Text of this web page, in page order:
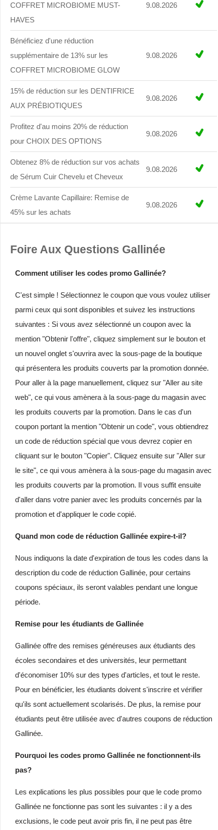
COFFRET MICROBIOME MUST-
HAVES
9.08.2026
Bénéficiez d'une réduction
supplémentaire de 13% sur les
COFFRET MICROBIOME GLOW
9.08.2026
15% de réduction sur les DENTIFRICE
AUX PRÉBIOTIQUES
9.08.2026
Profitez d'au moins 20% de réduction
pour CHOIX DES OPTIONS
9.08.2026
Obtenez 8% de réduction sur vos achats
de Sérum Cuir Chevelu et Cheveux
9.08.2026
Crème Lavante Capillaire: Remise de
45% sur les achats
9.08.2026
Foire Aux Questions Gallinée
Comment utiliser les codes promo Gallinée?
C'est simple ! Sélectionnez le coupon que vous voulez utiliser
parmi ceux qui sont disponibles et suivez les instructions
suivantes : Si vous avez sélectionné un coupon avec la
mention "Obtenir l'offre", cliquez simplement sur le bouton et
un nouvel onglet s'ouvrira avec la sous-page de la boutique
qui présentera les produits couverts par la promotion donnée.
Pour aller à la page manuellement, cliquez sur "Aller au site
web", ce qui vous amènera à la sous-page du magasin avec
les produits couverts par la promotion. Dans le cas d'un
coupon portant la mention "Obtenir un code", vous obtiendrez
un code de réduction spécial que vous devrez copier en
cliquant sur le bouton "Copier". Cliquez ensuite sur "Aller sur
le site", ce qui vous amènera à la sous-page du magasin avec
les produits couverts par la promotion. Il vous suffit ensuite
d'aller dans votre panier avec les produits concernés par la
promotion et d'appliquer le code copié.
Quand mon code de réduction Gallinée expire-t-il?
Nous indiquons la date d'expiration de tous les codes dans la
description du code de réduction Gallinée, pour certains
coupons spéciaux, ils seront valables pendant une longue
période.
Remise pour les étudiants de Gallinée
Gallinée offre des remises généreuses aux étudiants des
écoles secondaires et des universités, leur permettant
d'économiser 10% sur des types d'articles, et tout le reste.
Pour en bénéficier, les étudiants doivent s'inscrire et vérifier
qu'ils sont actuellement scolarisés. De plus, la remise pour
étudiants peut être utilisée avec d'autres coupons de réduction
Gallinée.
Pourquoi les codes promo Gallinée ne fonctionnent-ils
pas?
Les explications les plus possibles pour que le code promo
Gallinée ne fonctionne pas sont les suivantes : il y a des
exclusions, le code peut avoir pris fin, il ne peut pas être